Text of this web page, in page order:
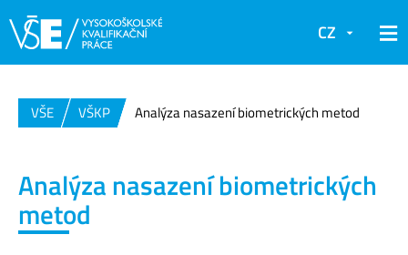
CZ
VŠE VŠKP Analýza nasazení biometrických metod
Analýza nasazení biometrických
metod